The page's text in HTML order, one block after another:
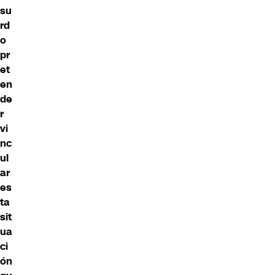
su
rd
o
pr
et
en
de
r
vi
nc
ul
ar
es
ta
sit
ua
ci
ón